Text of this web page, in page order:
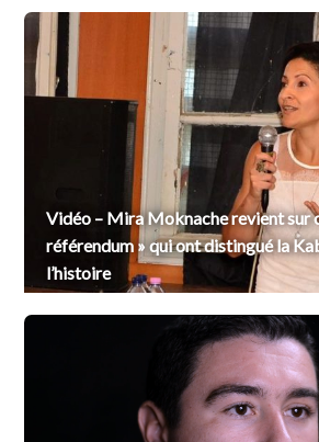
Vidéo – Mira Moknache revient sur
référendum » qui ont distingué la
l’histoire